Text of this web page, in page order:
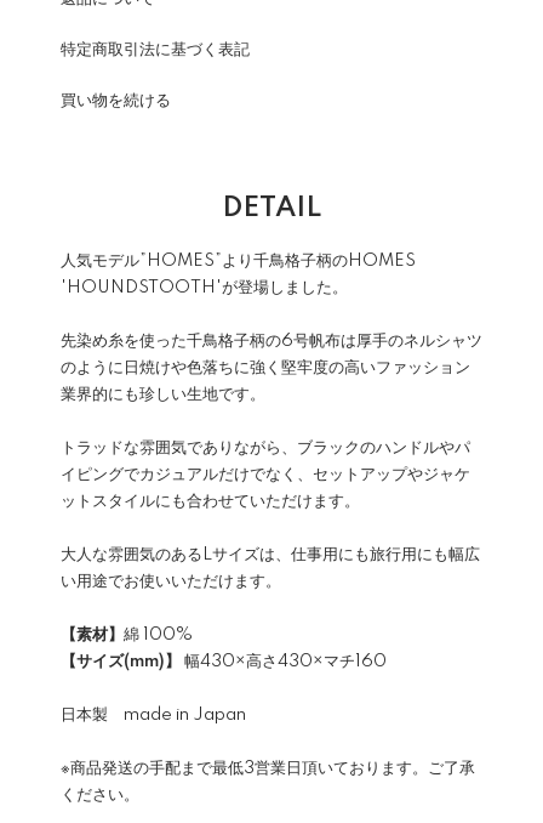
特定商取引法に基づく表記
買い物を続ける
DETAIL
人気モデル”HOMES”より千鳥格子柄のHOMES
'HOUNDSTOOTH'が登場しました。
先染め糸を使った千鳥格子柄の6号帆布は厚手のネルシャツ
のように日焼けや色落ちに強く堅牢度の高いファッション
業界的にも珍しい生地です。
トラッドな雰囲気でありながら、ブラックのハンドルやパ
イピングでカジュアルだけでなく、セットアップやジャケ
ットスタイルにも合わせていただけます。
大人な雰囲気のあるLサイズは、仕事用にも旅行用にも幅広
い用途でお使いいただけます。
【素材】 綿 100%
【サイズ(mm)】
幅430×高さ430×マチ160
日本製 made in Japan
※商品発送の手配まで最低3営業日頂いております。ご了承
ください。